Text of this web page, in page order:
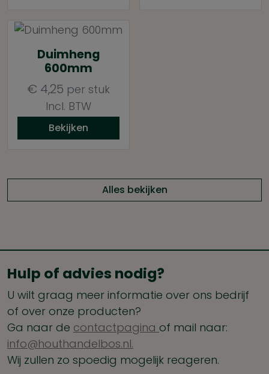
Duimheng
600mm
€ 4,25 per stuk
Incl. BTW
Bekijken
Alles bekijken
Hulp of advies nodig?
U wilt graag meer informatie over ons bedrijf
of over onze producten?
Ga naar de contactpagina of mail naar:
info@houthandelbos.nl.
Wij zullen zo spoedig mogelijk reageren.